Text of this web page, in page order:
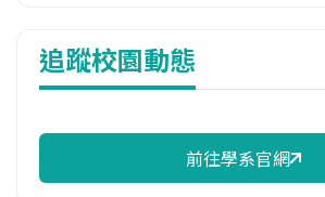
14,170 元/學期
114年註冊率
113學年度上學期
追蹤校園動態
前往學系官網